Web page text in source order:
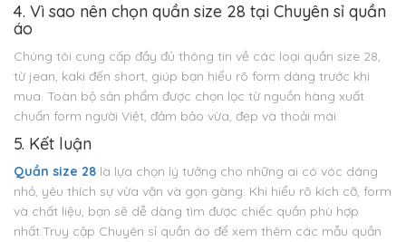
4. Vì sao nên chọn quần size 28 tại Chuyên sỉ quần
áo
Chúng tôi cung cấp đầy đủ thông tin về các loại quần size 28,
từ jean, kaki đến short, giúp bạn hiểu rõ form dáng trước khi
mua. Toàn bộ sản phẩm được chọn lọc từ nguồn hàng xuất
chuẩn form người Việt, đảm bảo vừa, đẹp và thoải mái.
5. Kết luận
Quần size 28 là lựa chọn lý tưởng cho những ai có vóc dáng
nhỏ, yêu thích sự vừa vặn và gọn gàng. Khi hiểu rõ kích cỡ, form
và chất liệu, bạn sẽ dễ dàng tìm được chiếc quần phù hợp
nhất.Truy cập Chuyên sỉ quần áo để xem thêm các mẫu quần